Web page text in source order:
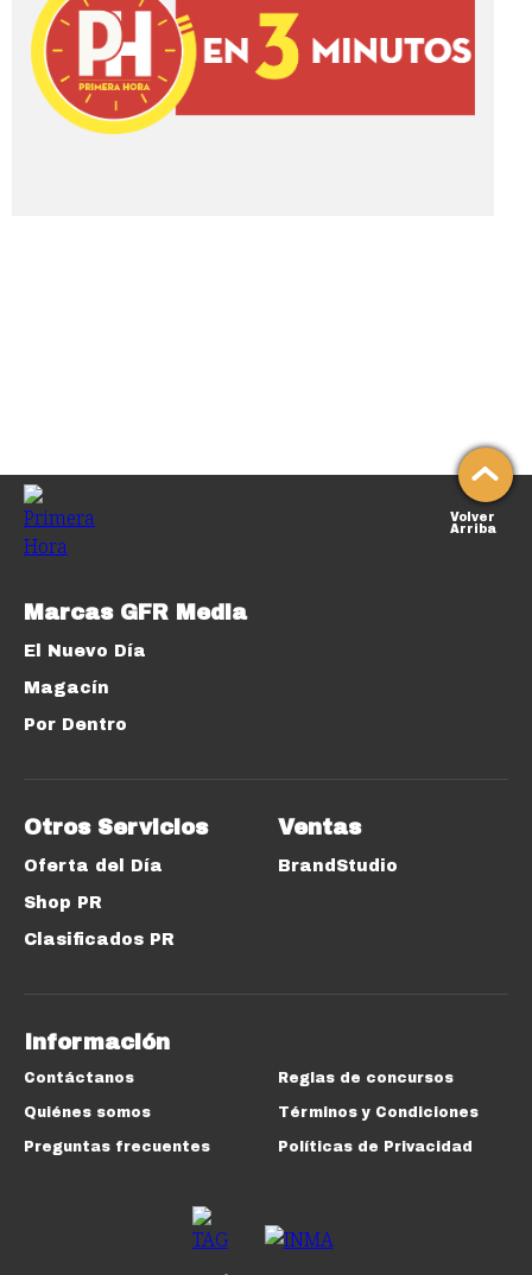
Volver
Arriba
Marcas GFR Media
El Nuevo Día
Magacín
Por Dentro
Otros Servicios
Oferta del Día
Shop PR
Clasificados PR
Ventas
BrandStudio
Información
Contáctanos
Quiénes somos
Preguntas frecuentes
Reglas de concursos
Términos y Condiciones
Políticas de Privacidad